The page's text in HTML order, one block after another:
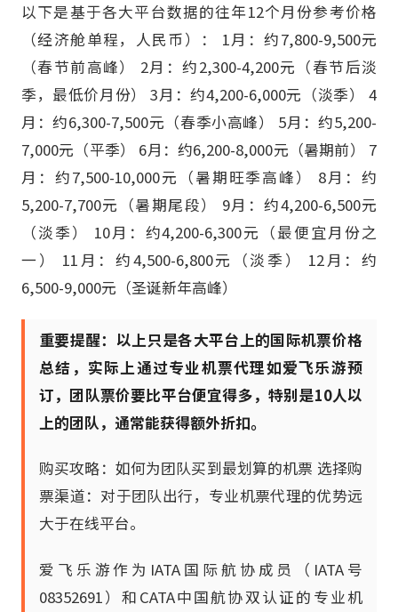
以下是基于各大平台数据的往年12个月份参考价格
（经济舱单程，人民币）： 1月：约7,800-9,500元
（春节前高峰） 2月：约2,300-4,200元（春节后淡
季，最低价月份） 3月：约4,200-6,000元（淡季） 4
月：约6,300-7,500元（春季小高峰） 5月：约5,200-
7,000元（平季） 6月：约6,200-8,000元（暑期前） 7
月：约7,500-10,000元（暑期旺季高峰） 8月：约
5,200-7,700元（暑期尾段） 9月：约4,200-6,500元
（淡季） 10月：约4,200-6,300元（最便宜月份之
一） 11月：约4,500-6,800元（淡季） 12月：约
6,500-9,000元（圣诞新年高峰）
重要提醒：以上只是各大平台上的国际机票价格
总结，实际上通过专业机票代理如爱飞乐游预
订，团队票价要比平台便宜得多，特别是10人以
上的团队，通常能获得额外折扣。
购买攻略：如何为团队买到最划算的机票 选择购
票渠道：对于团队出行，专业机票代理的优势远
大于在线平台。
爱飞乐游作为IATA国际航协成员（IATA号
08352691）和CATA中国航协双认证的专业机